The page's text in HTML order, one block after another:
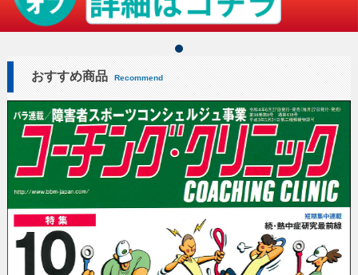
おすすめ商品 Recommend